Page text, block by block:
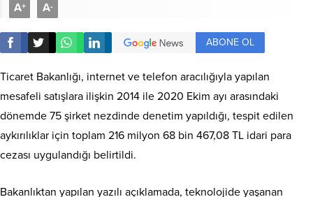
A+ A-
ABONE OL
Ticaret Bakanlığı, internet ve telefon aracılığıyla yapılan
mesafeli satışlara ilişkin 2014 ile 2020 Ekim ayı arasındaki
dönemde 75 şirket nezdinde denetim yapıldığı, tespit edilen
aykırılıklar için toplam 216 milyon 68 bin 467,08 TL idari para
cezası uygulandığı belirtildi.
Bakanlıktan yapılan yazılı açıklamada, teknolojide yaşanan